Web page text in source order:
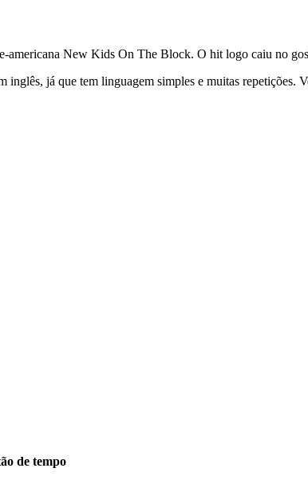
New Kids On The Block. O hit logo caiu no
já que tem linguagem simples e muitas repetições.
de tempo